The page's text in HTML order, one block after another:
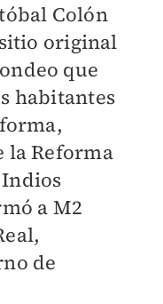
Colón
original
que
habitantes
la Reforma
a M2
de